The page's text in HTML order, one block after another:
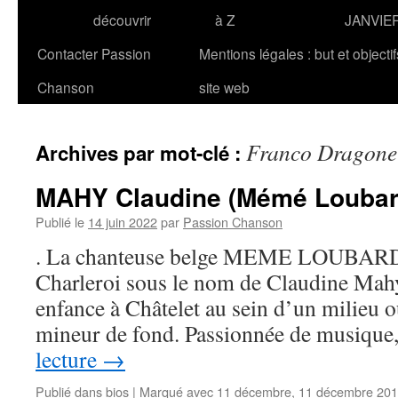
découvrir
à Z
Contacter Passion
Chanson
Mentions légales : but et
site web
Archives par mot-clé : Franco Dragone
MAHY Claudine (Mémé
Publié le 14 juin 2022par Passion Chanson
. La chanteuse belge MEME
Charleroi sous le nom de Claudine
enfance à Châtelet au sein d’un milieu
mineur de fond. Passionnée de
lecture →
Publié dansbios | Marqué avec 11 décembre, 11 décembre